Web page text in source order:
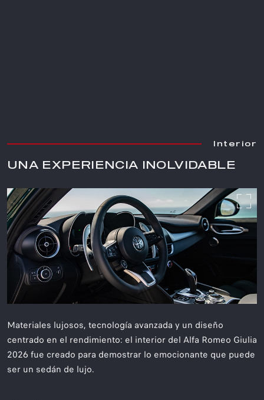
Interior
UNA EXPERIENCIA INOLVIDABLE
Materiales lujosos, tecnología avanzada y un diseño
centrado en el rendimiento: el interior del Alfa Romeo Giulia
2026 fue creado para demostrar lo emocionante que puede
ser un sedán de lujo.
Interior